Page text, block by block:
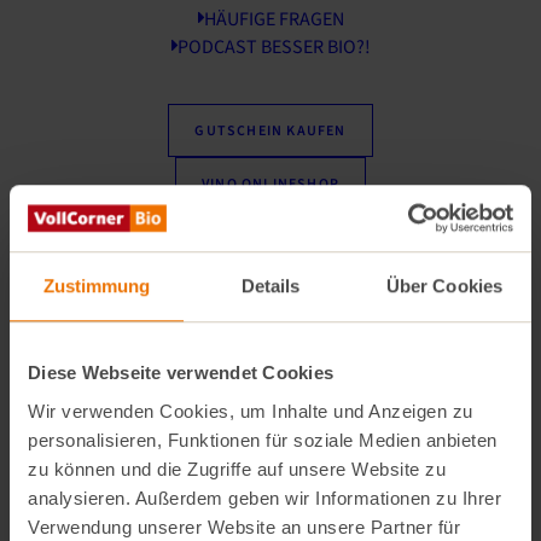
Zustimmung Details Über Cookies
Diese Webseite verwendet Cookies
Wir verwenden Cookies, um Inhalte und Anzeigen zu
personalisieren, Funktionen für soziale Medien anbieten
zu können und die Zugriffe auf unsere Website zu
analysieren. Außerdem geben wir Informationen zu Ihrer
Verwendung unserer Website an unsere Partner für
HÄUFIGE FRAGEN
PODCAST BESSER BIO?!
GUTSCHEIN KAUFEN
VINO ONLINESHOP
Biolandhof Fuchs in Schrobenhausen.
19. VollCorner bald in Pasing:
Am 05. September
eröffnen wir unseren neuen Markt mit Bedientheke
und Deli.
unserem Bio-Restaurant in Sendling.
Winzerabende im Herbst:Am 29.10. starten unsere
Winzerabende im resihuber mit den Weingütern
BattenfeldSpanier & Kühling-Gillot.